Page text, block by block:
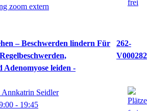
zoom extern
– Beschwerden lindern Für
Adenomyose leiden -
262-
V000282
Seidler
- 19:45